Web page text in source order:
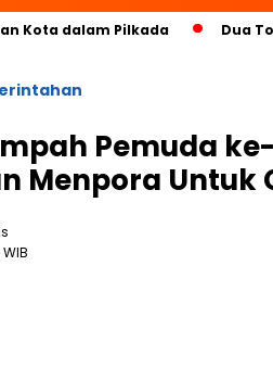
dalam Pilkada Dua
Pemuda
Menpora Untuk